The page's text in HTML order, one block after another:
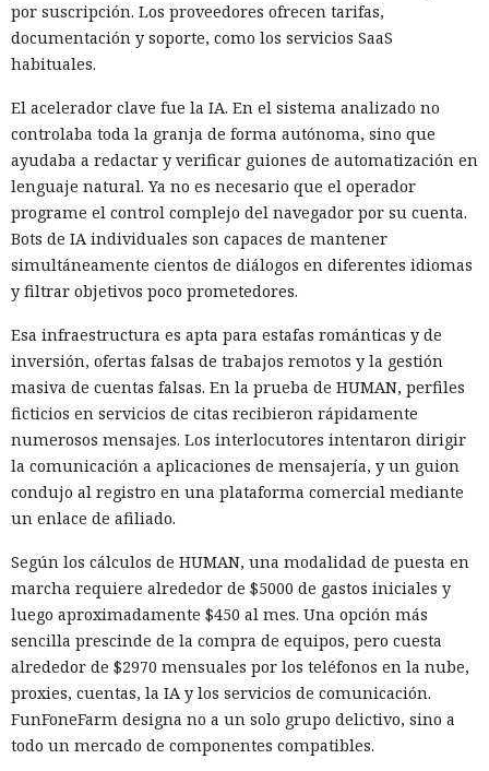
por suscripción. Los proveedores ofrecen tarifas,
documentación y soporte, como los servicios SaaS
habituales.
El acelerador clave fue la IA. En el sistema analizado no
controlaba toda la granja de forma autónoma, sino que
ayudaba a redactar y verificar guiones de automatización en
lenguaje natural. Ya no es necesario que el operador
programe el control complejo del navegador por su cuenta.
Bots de IA individuales son capaces de mantener
simultáneamente cientos de diálogos en diferentes idiomas
y filtrar objetivos poco prometedores.
Esa infraestructura es apta para estafas románticas y de
inversión, ofertas falsas de trabajos remotos y la gestión
masiva de cuentas falsas. En la prueba de HUMAN, perfiles
ficticios en servicios de citas recibieron rápidamente
numerosos mensajes. Los interlocutores intentaron dirigir
la comunicación a aplicaciones de mensajería, y un guion
condujo al registro en una plataforma comercial mediante
un enlace de afiliado.
Según los cálculos de HUMAN, una modalidad de puesta en
marcha requiere alrededor de $5000 de gastos iniciales y
luego aproximadamente $450 al mes. Una opción más
sencilla prescinde de la compra de equipos, pero cuesta
alrededor de $2970 mensuales por los teléfonos en la nube,
proxies, cuentas, la IA y los servicios de comunicación.
FunFoneFarm designa no a un solo grupo delictivo, sino a
todo un mercado de componentes compatibles.